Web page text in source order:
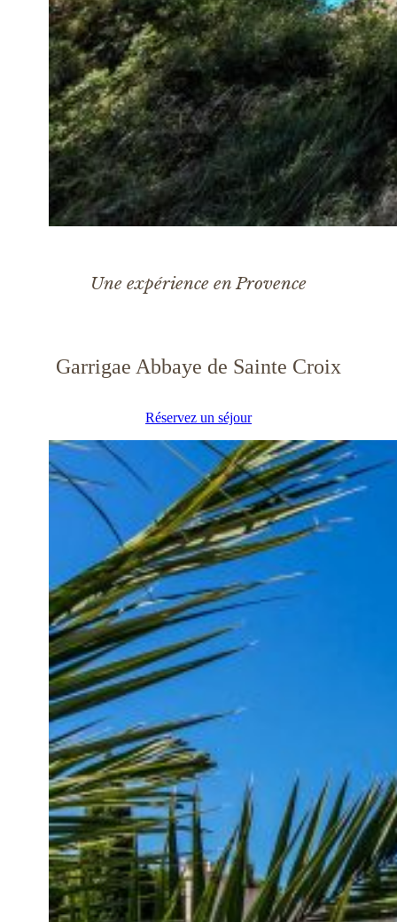
Une expérience en Provence
Garrigae Abbaye de Sainte Croix
Réservez un séjour